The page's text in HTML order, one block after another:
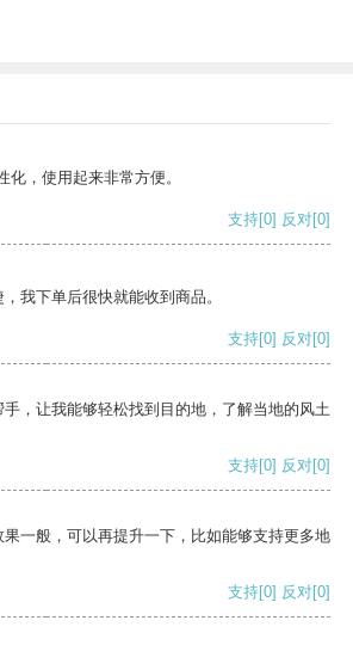
，使用起来非常方便。
支持[0] 反对[0]
我下单后很快就能收到商品。
支持[0] 反对[0]
，让我能够轻松找到目的地，了解当地的风土
支持[0] 反对[0]
一般，可以再提升一下，比如能够支持更多地
支持[0] 反对[0]